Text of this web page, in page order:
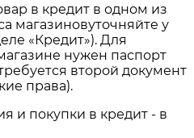
в кредит в одном из
магазиновуточняйте у
«Кредит»). Для
нужен паспорт
второй документ
права).
и покупки в кредит - в